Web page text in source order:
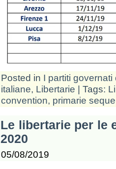
Posted in I partiti governati
italiane, Libertarie | Tags:
convention, primarie
Le libertarie per le
2020
05/08/2019